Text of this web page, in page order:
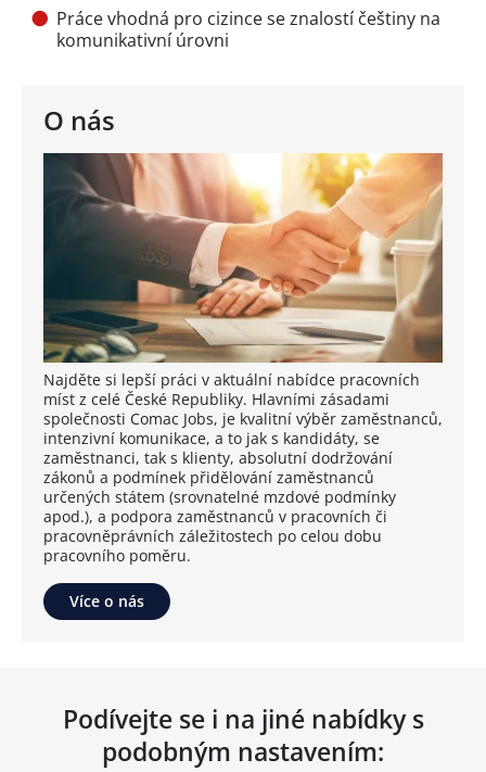
O nás
Najděte si lepší práci v aktuální nabídce pracovních
míst z celé České Republiky. Hlavními zásadami
společnosti Comac Jobs, je kvalitní výběr zaměstnanců,
intenzivní komunikace, a to jak s kandidáty, se
zaměstnanci, tak s klienty, absolutní dodržování
zákonů a podmínek přidělování zaměstnanců
určených státem (srovnatelné mzdové podmínky
apod.), a podpora zaměstnanců v pracovních či
pracovněprávních záležitostech po celou dobu
pracovního poměru.
Více o nás
Práce vhodná pro cizince se znalostí češtiny na
komunikativní úrovni
Podívejte se i na jiné nabídky s
podobným nastavením: